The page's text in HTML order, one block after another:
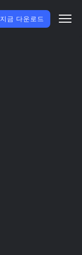
지금 다운로드